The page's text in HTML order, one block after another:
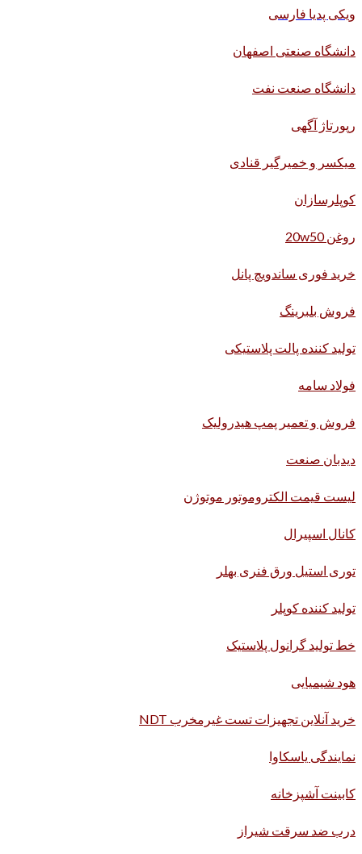
ویکی پدیا فارسی
دانشگاه صنعتی اصفهان
دانشگاه صنعت نفت
رپورتاژ آگهی
میکسر و خمیرگیر قنادی
کوپلرسازان
روغن 20w50
خرید فوری ساندویچ پانل
فروش بلبرینگ
تولید کننده پالت پلاستیکی
فولاد سامه
فروش و تعمیر پمپ هیدرولیک
دیدبان صنعت
لیست قیمت الکتروموتور موتوژن
کانال اسپیرال
توری استیل ورق فنری بهلر
تولید کننده کوپلر
خط تولید گرانول پلاستیک
هود شیمیایی
خرید آنلاین تجهیزات تست غیرمخرب NDT
نمایندگی یاسکاوا
کابینت آشپزخانه
درب ضد سرقت شیراز